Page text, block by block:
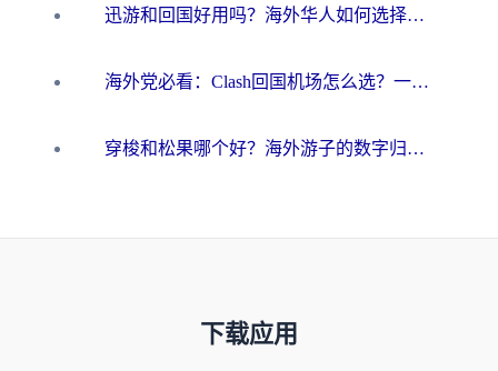
迅游和回国好用吗？海外华人如何选择靠谱的回国加速器
海外党必看：Clash回国机场怎么选？一篇搞定无缝访问国内资源的全攻略
穿梭和松果哪个好？海外游子的数字归乡路，到底该怎么选
下载应用